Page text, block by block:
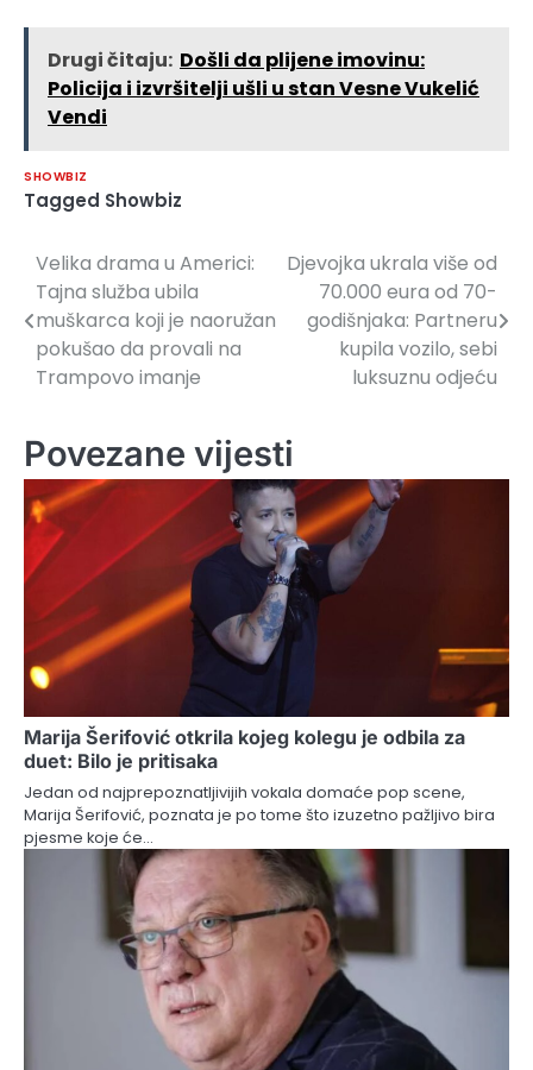
Drugi čitaju: Došli da plijene imovinu:
Policija i izvršitelji ušli u stan Vesne Vukelić
Vendi
SHOWBIZ
Tagged Showbiz
Navigacija
članaka
Velika drama u Americi:
Tajna služba ubila
muškarca koji je naoružan
pokušao da provali na
Trampovo imanje
Djevojka ukrala više od
70.000 eura od 70-
godišnjaka: Partneru
kupila vozilo, sebi
luksuznu odjeću
Povezane vijesti
Marija Šerifović otkrila kojeg kolegu je odbila za
duet: Bilo je pritisaka
Jedan od najprepoznatljivijih vokala domaće pop scene,
Marija Šerifović, poznata je po tome što izuzetno pažljivo bira
pjesme koje će…